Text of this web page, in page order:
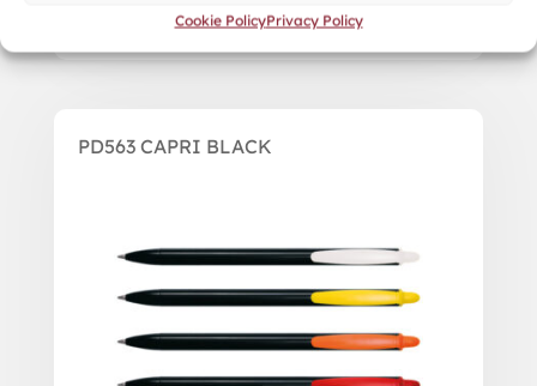
Cookie PolicyPrivacy Policy
PD563 CAPRI BLACK